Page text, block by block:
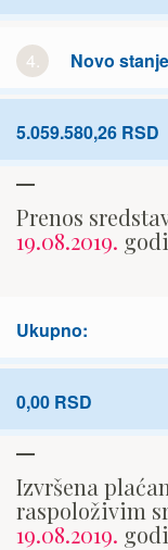
4. Novo stanje
5.059.580,26 RSD
Prenos
19.08.2019.
Ukupno:
0,00 RSD
Izvršena
raspoloživim
19.08.2019.